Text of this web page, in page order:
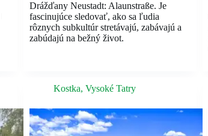
Drážďany Neustadt: Alaunstraße. Je
fascinujúce sledovať, ako sa ľudia
rôznych subkultúr stretávajú, zabávajú a
zabúdajú na bežný život.
Kostka, Vysoké Tatry